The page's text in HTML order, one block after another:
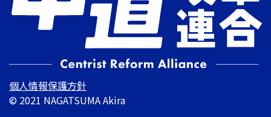
個人情報保護方針
© 2021 NAGATSUMA Akira